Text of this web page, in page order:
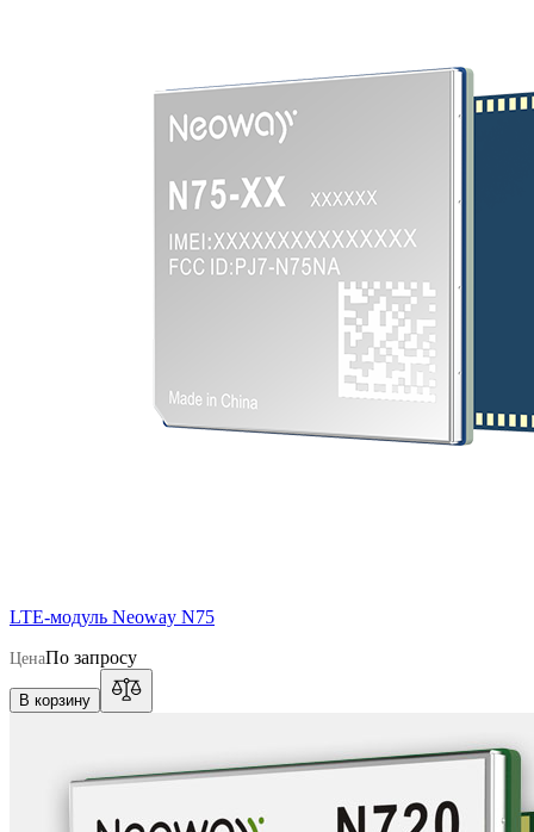
LTE-модуль Neoway N75
ЦенаПо запросу
В корзину